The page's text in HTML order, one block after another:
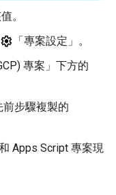
。
「專案設定」 。
專案」 下方的
步驟複製的
Apps Script 專案現